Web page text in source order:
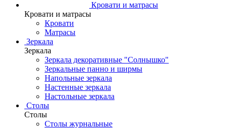
Кровати и матрасы
Кровати и матрасы
Кровати
Матрасы
Зеркала
Зеркала
Зеркала декоративные "Солнышко"
Зеркальные панно и ширмы
Напольные зеркала
Настенные зеркала
Настольные зеркала
Столы
Столы
Столы журнальные